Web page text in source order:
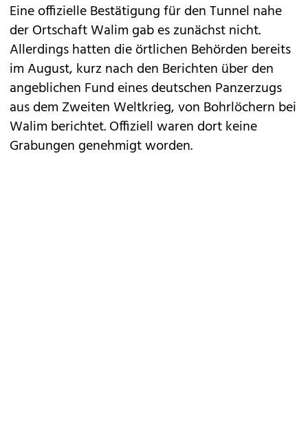
Eine offizielle Bestätigung für den Tunnel nahe
der Ortschaft Walim gab es zunächst nicht.
Allerdings hatten die örtlichen Behörden bereits
im August, kurz nach den Berichten über den
angeblichen Fund eines deutschen Panzerzugs
aus dem Zweiten Weltkrieg, von Bohrlöchern bei
Walim berichtet. Offiziell waren dort keine
Grabungen genehmigt worden.